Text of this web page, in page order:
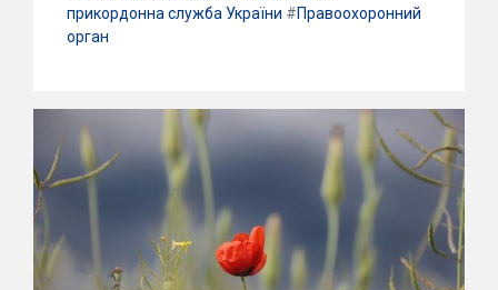
прикордонна служба України #Правоохоронний
орган